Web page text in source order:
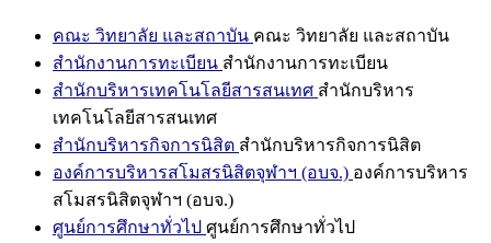
คณะ วิทยาลัย และสถาบัน คณะ วิทยาลัย และสถาบัน
สำนักงานการทะเบียน สำนักงานการทะเบียน
สำนักบริหารเทคโนโลยีสารสนเทศ สำนักบริหาร
เทคโนโลยีสารสนเทศ
สำนักบริหารกิจการนิสิต สำนักบริหารกิจการนิสิต
องค์การบริหารสโมสรนิสิตจุฬาฯ (อบจ.) องค์การบริหาร
สโมสรนิสิตจุฬาฯ (อบจ.)
ศูนย์การศึกษาทั่วไป ศูนย์การศึกษาทั่วไป